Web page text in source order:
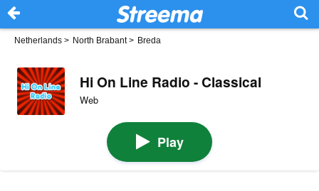
Netherlands > North Brabant> Breda
Hi On Line Radio - Classical
Web
Play